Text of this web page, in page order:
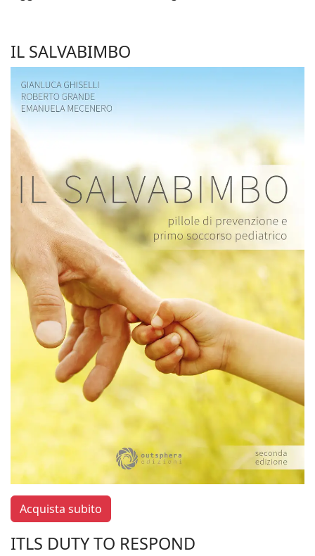
IL SALVABIMBO
Acquista subito
ITLS DUTY TO RESPOND